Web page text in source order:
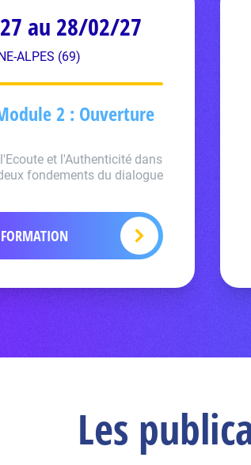
au 28/02/27
ALPES (69)
2 : Ouverture
et l'Authenticité dans
fondements du dialogue
Les